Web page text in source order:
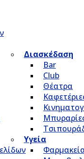
Διασκέδαση
Bar
Club
Θέατρα
Υγεία